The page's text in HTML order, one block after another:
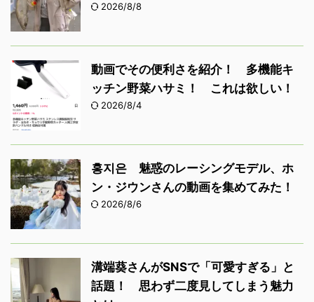
2026/8/8
動画でその便利さを紹介！ 多機能キ
ッチン野菜ハサミ！ これは欲しい！
2026/8/4
홍지은 魅惑のレーシングモデル、ホ
ン・ジウンさんの動画を集めてみた！
2026/8/6
溝端葵さんがSNSで「可愛すぎる」と
話題！ 思わず二度見してしまう魅力